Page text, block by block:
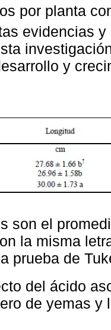
por planta
evidencias
y
son el
la misma
prueba de
del ácido
de yemas y